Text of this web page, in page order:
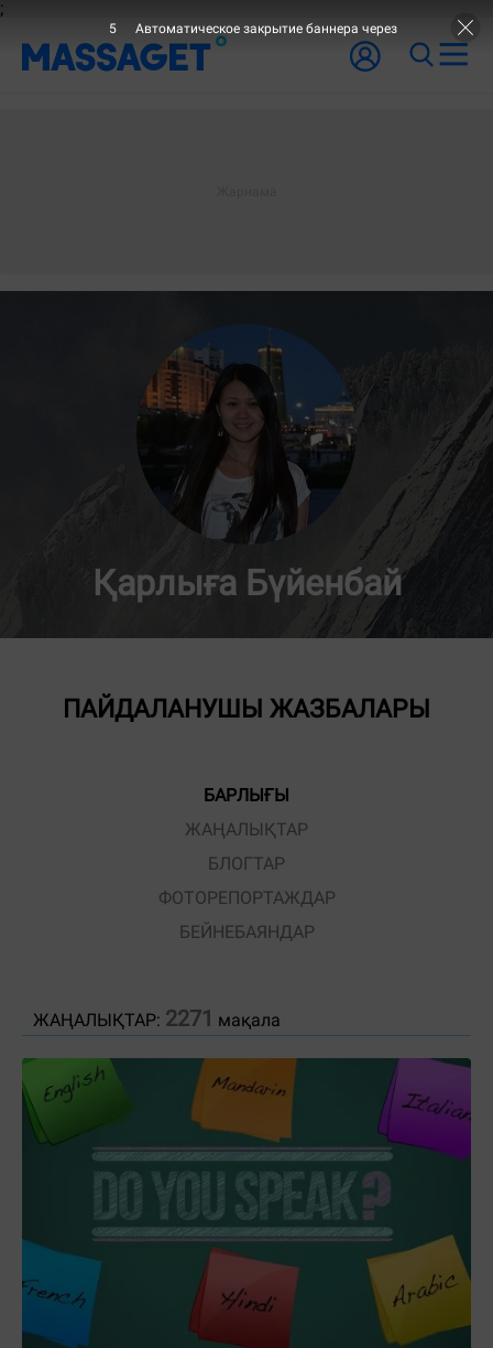
;
Қарлыға Бүйенбай
ПАЙДАЛАНУШЫ ЖАЗБАЛАРЫ
БАРЛЫҒЫ
ЖАҢАЛЫҚТАР
БЛОГТАР
ФОТОРЕПОРТАЖДАР
БЕЙНЕБАЯНДАР
ЖАҢАЛЫҚТАР: 2271 мақала
5 Автоматическое закрытие баннера через